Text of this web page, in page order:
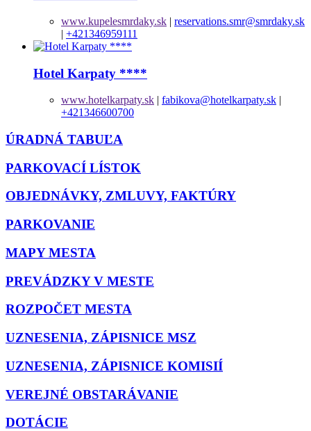
www.kupelesmrdaky.sk | reservations.smr@smrdaky.sk
| +421346959111
Hotel Karpaty ****
www.hotelkarpaty.sk | fabikova@hotelkarpaty.sk |
+421346600700
ÚRADNÁ TABUĽA
PARKOVACÍ LÍSTOK
OBJEDNÁVKY, ZMLUVY, FAKTÚRY
PARKOVANIE
MAPY MESTA
PREVÁDZKY V MESTE
ROZPOČET MESTA
UZNESENIA, ZÁPISNICE MSZ
UZNESENIA, ZÁPISNICE KOMISIÍ
VEREJNÉ OBSTARÁVANIE
DOTÁCIE